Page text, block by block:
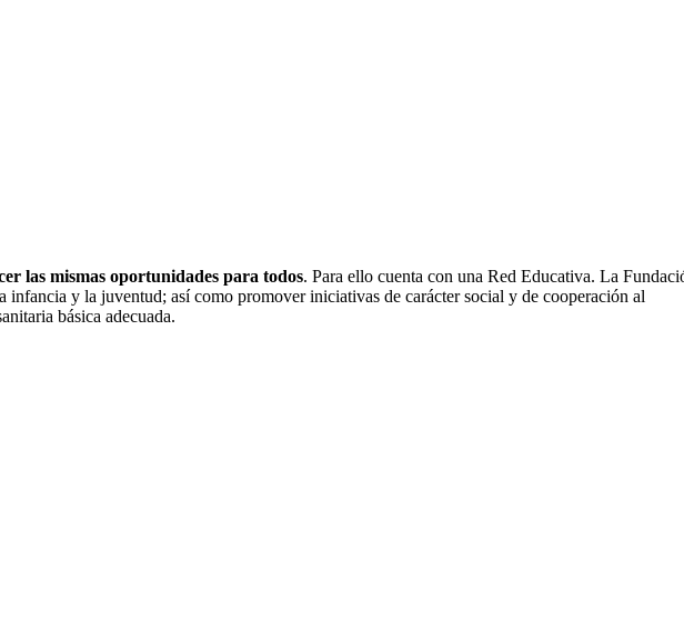
las mismas oportunidades para todos. Para ello cuenta con una Red Educativa. La
y la juventud; así como promover iniciativas de carácter social y de cooperación al
básica adecuada.